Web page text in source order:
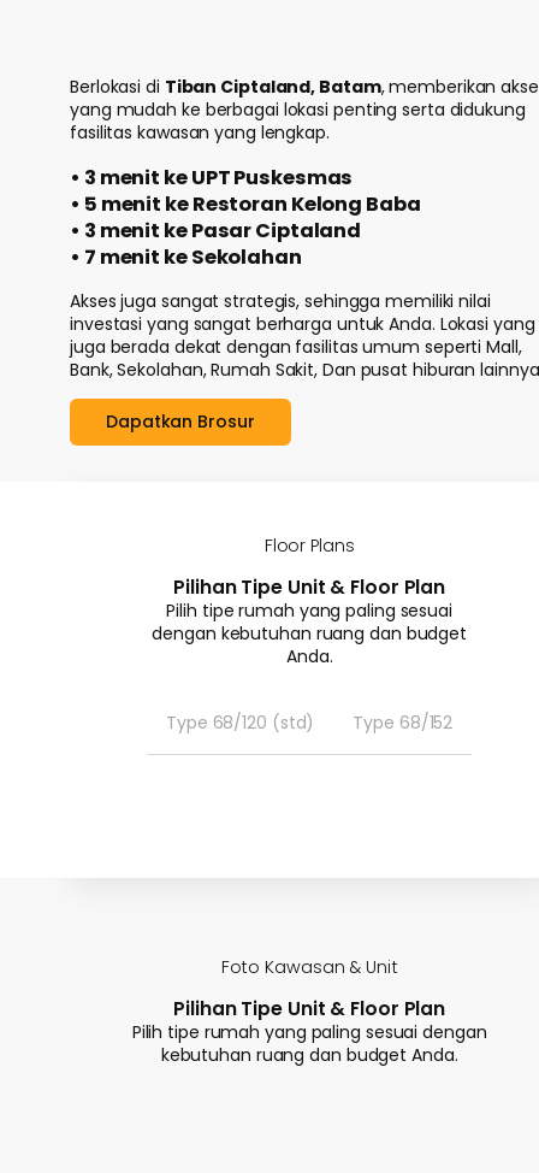
Berlokasi di Tiban Ciptaland, Batam, memberikan
yang mudah ke berbagai lokasi penting serta didukung
fasilitas kawasan yang lengkap.
• 3 menit ke UPT Puskesmas
• 5 menit ke Restoran Kelong Baba
• 3 menit ke Pasar Ciptaland
• 7 menit ke Sekolahan
Akses juga sangat strategis, sehingga memiliki nilai
investasi yang sangat berharga untuk Anda. Lokasi yang
juga berada dekat dengan fasilitas umum seperti Mall,
Bank, Sekolahan, Rumah Sakit, Dan pusat hiburan
Dapatkan Brosur
Floor Plans
Pilihan Tipe Unit & Floor Plan
Pilih tipe rumah yang paling sesuai
dengan kebutuhan ruang dan budget
Anda.
Type 68/120 (std) Type 68/152
Foto Kawasan & Unit
Pilihan Tipe Unit & Floor Plan
Pilih tipe rumah yang paling sesuai dengan
kebutuhan ruang dan budget Anda.